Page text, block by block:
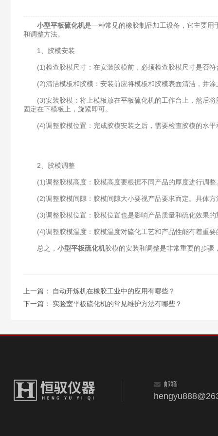
小型平板硫化机是一种常见的橡胶制品加工设备，它主要
和调整方法。
1、胶模安装
(1)检查胶模尺寸：在安装胶模前，必须检查胶模尺寸是否符
(2)清洁模板和胶模：安装前应将模板和胶模表面清洁，并涂
(3)安装胶模：将上模板放在平板硫化机的工作台上，然后将
固定在下模板上，旋紧即可。
(4)调整胶模位置：完成胶模安装之后，需要检查胶模的水平
2、胶模调整
(1)调整胶模高度：胶模高度要根据不同产品的厚度进行调整
(2)调整胶模间隙：胶模间隙大小要视产品要求而定。具体方
(3)调整胶模位置：胶模位置也是影响产品质量和硫化效果的
(4)调整胶模温度：胶模温度对硫化工艺和产品性能有着重要
总之， 小型平板硫化机胶模的安装和调整是非常重要的步
上一篇：
自动开炼机在橡胶工业中的应用有哪些？
下一篇： 实验室平板硫化机的常见维护方法有哪些？
邮箱